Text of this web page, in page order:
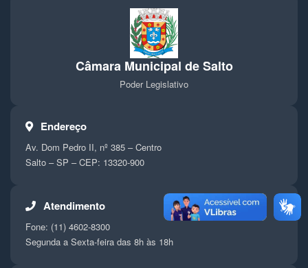
Câmara Municipal de Salto
Poder Legislativo
Endereço
Av. Dom Pedro II, nº 385 – Centro
Salto – SP – CEP: 13320-900
Atendimento
Fone: (11) 4602-8300
Segunda a Sexta-feira das 8h às 18h